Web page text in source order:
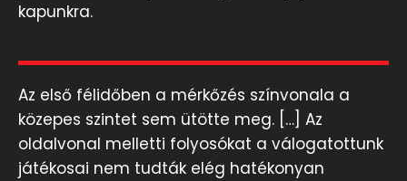
kapunkra.
Az első félidőben a mérkőzés színvonala a
közepes szintet sem ütötte meg. […] Az
oldalvonal melletti folyosókat a válogatottunk
játékosai nem tudták elég hatékonyan